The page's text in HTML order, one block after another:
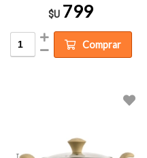
$U 799
Comprar